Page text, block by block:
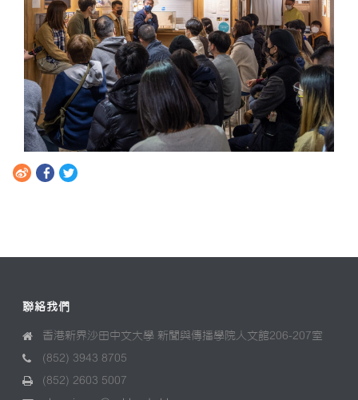
聯絡我們
香港新界沙田中文大學 新聞與傳播學院人文館206-207室
(852) 3943 8705
(852) 2603 5007